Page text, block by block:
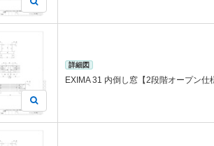
詳細図
EXIMA 31 内倒し窓【2段階オープン